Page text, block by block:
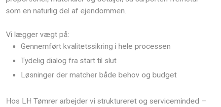
som en naturlig del af ejendommen.
Vi lægger vægt på:
​Gennemført kvalitetssikring i hele processen
​Tydelig dialog fra start til slut
​Løsninger der matcher både behov og budget
Hos LH Tømrer arbejder vi struktureret og serviceminded –